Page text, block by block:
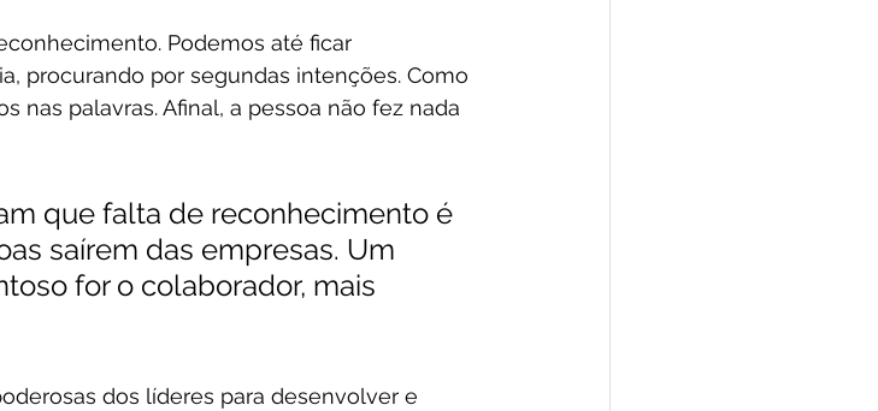
Podemos até ficar
procurando por segundas intenções. Como
nas palavras. Afinal, a pessoa não fez nada
que falta de reconhecimento é
saírem das empresas. Um
for o colaborador, mais
dos líderes para desenvolver e